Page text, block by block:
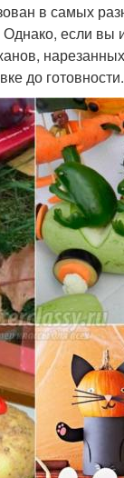
в самых
если вы
до готовности.